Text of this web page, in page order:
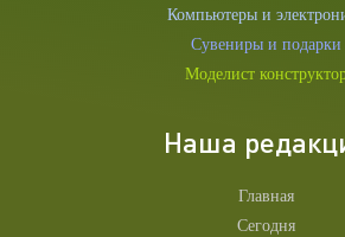
Компьютеры и
Сувениры и подарки
Моделист
Наша
Главная
Сегодня